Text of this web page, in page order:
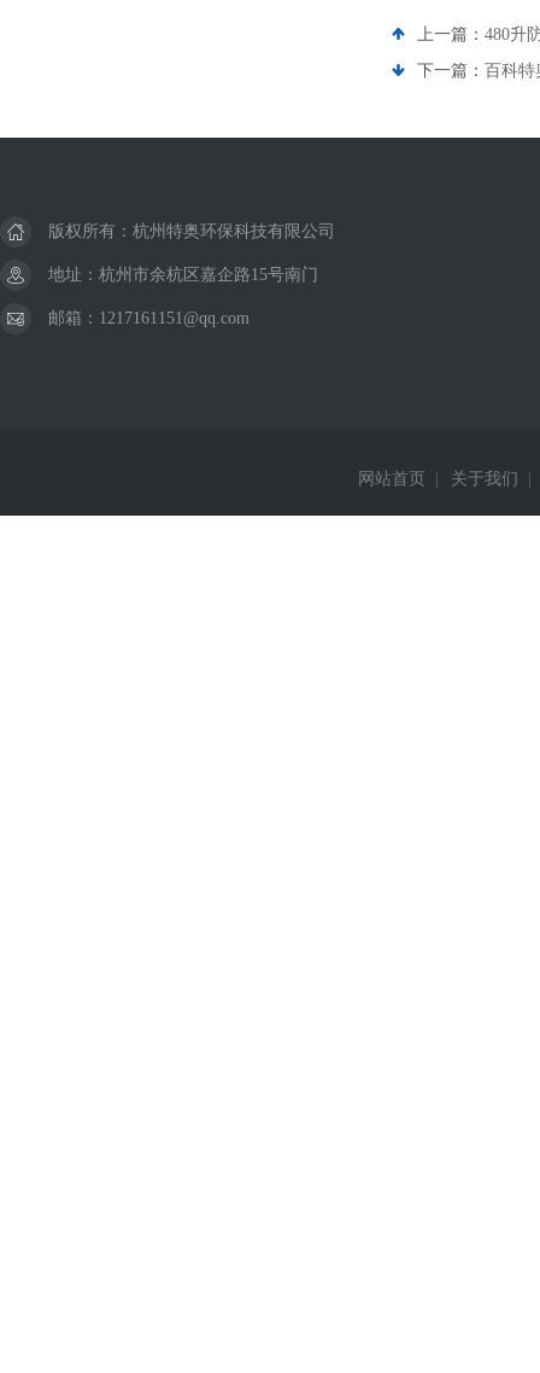
上一篇： 480升
下一篇： 百科特
版权所有：杭州特奥环保科技有限公司
地址：杭州市余杭区嘉企路15号南门
邮箱：1217161151@qq.com
网站首页 关于我们